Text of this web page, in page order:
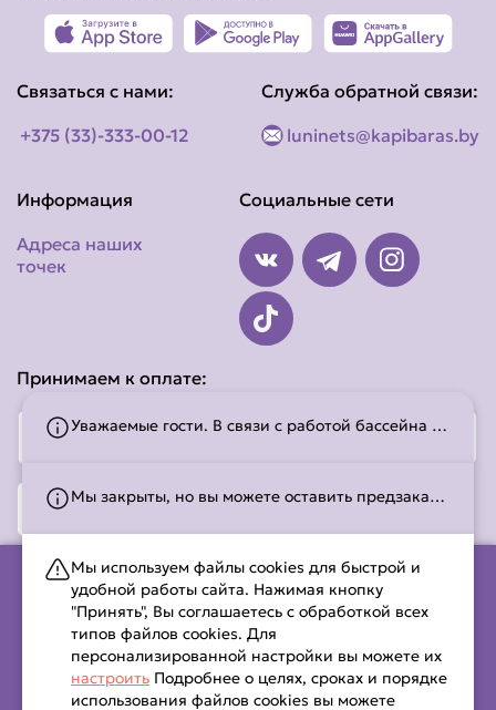
Уважаемые гости. В связи с работой бассейна покушать у нас на месте можно до 22:00.Далее только самовывоз!
Мы закрыты, но вы можете оставить предзаказ! Работаем с 11:00 до 22:45. С временем работы можно ознакомиться на странице
Мы используем файлы cookies для быстрой и
удобной работы сайта. Нажимая кнопку
"Принять", Вы соглашаетесь с обработкой всех
типов файлов cookies. Для
персонализированной настройки вы можете их
настроить Подробнее о целях, сроках и порядке
использования файлов cookies вы можете
Связаться с нами:
+375 (33)-333-00-12
Служба обратной связи:
luninets@kapibaras.by
Информация
Адреса наших
точек
Социальные сети
Принимаем к оплате:
ООО «МАЛИМОН» (УНП 291608242), юр. адрес:.225644,
Республика Беларусь, Брестская область, г. Лунинец, ул.
Советская, д. 27 (2 этаж)свидетельств о гос. регистрации
выдано Лунинецким районным исполнительным комитетом